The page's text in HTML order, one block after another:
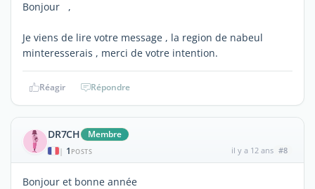
Bonjour ,
Je viens de lire votre message , la region de nabeul
minteresserais , merci de votre intention.
Réagir Répondre
DR7CH Membre
| 1 POSTS il y a 12 ans #8
Bonjour et bonne année